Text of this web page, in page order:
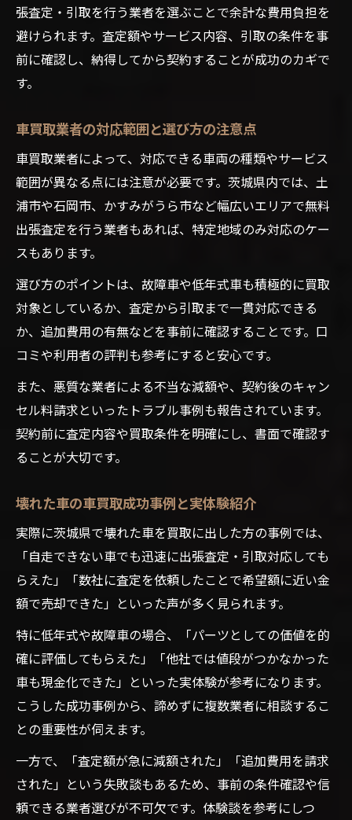
張査定・引取を行う業者を選ぶことで余計な費用負担を
避けられます。査定額やサービス内容、引取の条件を事
前に確認し、納得してから契約することが成功のカギで
す。
車買取業者の対応範囲と選び方の注意点
車買取業者によって、対応できる車両の種類やサービス
範囲が異なる点には注意が必要です。茨城県内では、土
浦市や石岡市、かすみがうら市など幅広いエリアで無料
出張査定を行う業者もあれば、特定地域のみ対応のケー
スもあります。
選び方のポイントは、故障車や低年式車も積極的に買取
対象としているか、査定から引取まで一貫対応できる
か、追加費用の有無などを事前に確認することです。口
コミや利用者の評判も参考にすると安心です。
また、悪質な業者による不当な減額や、契約後のキャン
セル料請求といったトラブル事例も報告されています。
契約前に査定内容や買取条件を明確にし、書面で確認す
ることが大切です。
壊れた車の車買取成功事例と実体験紹介
実際に茨城県で壊れた車を買取に出した方の事例では、
「自走できない車でも迅速に出張査定・引取対応しても
らえた」「数社に査定を依頼したことで希望額に近い金
額で売却できた」といった声が多く見られます。
特に低年式や故障車の場合、「パーツとしての価値を的
確に評価してもらえた」「他社では値段がつかなかった
車も現金化できた」といった実体験が参考になります。
こうした成功事例から、諦めずに複数業者に相談するこ
との重要性が伺えます。
一方で、「査定額が急に減額された」「追加費用を請求
された」という失敗談もあるため、事前の条件確認や信
頼できる業者選びが不可欠です。体験談を参考にしつ